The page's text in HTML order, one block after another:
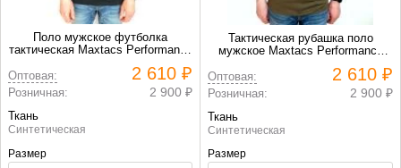
Поло мужское футболка
тактическая Maxtacs Performance
Оптовая:
2 610 ₽
Розничная: 2 900 ₽
Ткань
Синтетическая
Размер
Тактическая рубашка поло
мужское Maxtacs Performance
Оптовая:
2 610 ₽
Розничная: 2 900 ₽
Ткань
Синтетическая
Размер